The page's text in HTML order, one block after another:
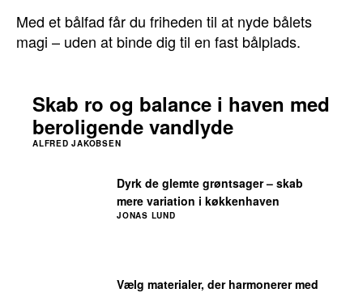
Med et bålfad får du friheden til at nyde bålets
magi – uden at binde dig til en fast bålplads.
Vælg materialer, der harmonerer med
Dyrk de glemte grøntsager – skab
mere variation i køkkenhaven
JONAS LUND
Skab ro og balance i haven med
beroligende vandlyde
ALFRED JAKOBSEN